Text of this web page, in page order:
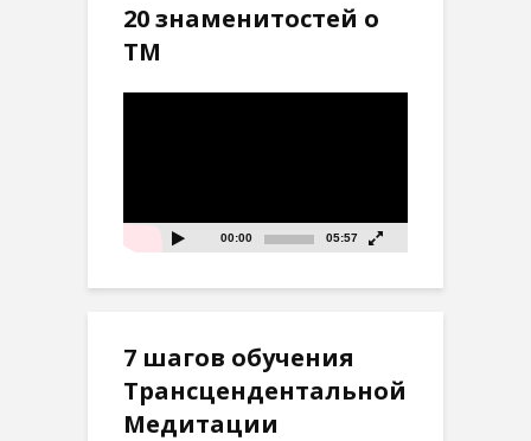
20 знаменитостей о
ТМ
00:00 05:57
7 шагов обучения
Трансцендентальной
Медитации